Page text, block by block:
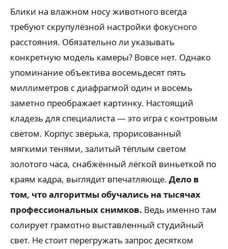
Блики на влажном носу животного всегда
требуют скрупулёзной настройки фокусного
расстояния. Обязательно ли указывать
конкретную модель камеры? Вовсе нет. Однако
упоминание объектива восемьдесят пять
миллиметров с диафрагмой один и восемь
заметно преображает картинку. Настоящий
кладезь для специалиста — это игра с контровым
светом. Корпус зверька, прорисованный
мягкими тенями, залитый тёплым светом
золотого часа, снабжённый лёгкой виньеткой по
краям кадра, выглядит впечатляюще. Дело в
том, что алгоритмы обучались на тысячах
профессиональных снимков. Ведь именно там
солирует грамотно выставленный студийный
свет. Не стоит перегружать запрос десятком